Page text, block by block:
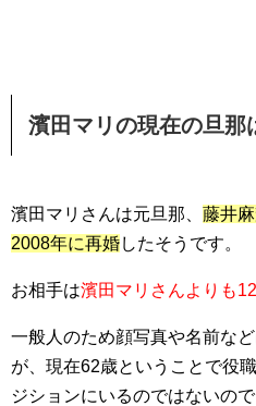
濱田マリの現在の旦那
濱田マリさんは元旦那、 藤井
2008年に再婚したそうです。
お相手は濱田マリさんよりも
一般人のため顔写真や名前な
が、現在62歳ということで役
ジションにいるのではないの